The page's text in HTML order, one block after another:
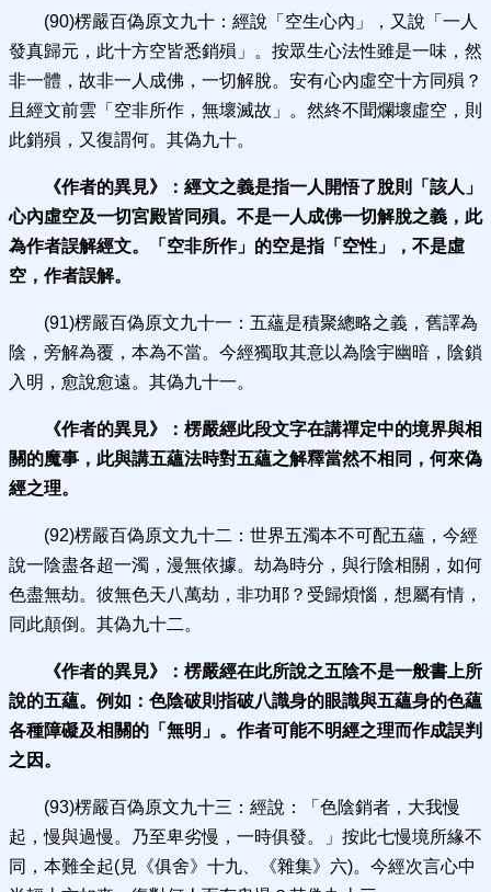
(90)楞嚴百偽原文九十：經說「空生心內」，又說「一人
發真歸元，此十方空皆悉銷殞」。按眾生心法性雖是一味，然
非一體，故非一人成佛，一切解脫。安有心內虛空十方同殞？
且經文前雲「空非所作，無壞滅故」。然終不聞爛壞虛空，則
此銷殞，又復謂何。其偽九十。
《作者的異見》： 經文之義是指一人開悟了脫則「該人」
心內虛空及一切宮殿皆同殞。不是一人成佛一切解脫之義，此
為作者誤解經文。「空非所作」的空是指「空性」， 不是虛
空，作者誤解。
(91)楞嚴百偽原文九十一：五蘊是積聚總略之義，舊譯為
陰，旁解為覆，本為不當。今經獨取其意以為陰宇幽暗，陰鎖
入明，愈說愈遠。其偽九十一。
《作者的異見》： 楞嚴經此段文字在講禪定中的境界與相
關的魔事，此與講五蘊法時對五蘊之解釋當然不相同，何來偽
經之理。
(92)楞嚴百偽原文九十二：世界五濁本不可配五蘊，今經
說一陰盡各超一濁，漫無依據。劫為時分，與行陰相關，如何
色盡無劫。彼無色天八萬劫，非功耶？受歸煩惱，想屬有情，
同此顛倒。其偽九十二。
《作者的異見》： 楞嚴經在此所說之五陰不是一般書上所
說的五蘊。例如：色陰破則指破八識身的眼識與五蘊身的色蘊
各種障礙及相關的「無明」。作者可能不明經之理而作成誤判
之因。
(93)楞嚴百偽原文九十三：經說：「色陰銷者，大我慢
起，慢與過慢。乃至卑劣慢，一時俱發。」按此七慢境所緣不
同，本難全起(見《俱舍》十九、《雜集》六)。今經次言心中